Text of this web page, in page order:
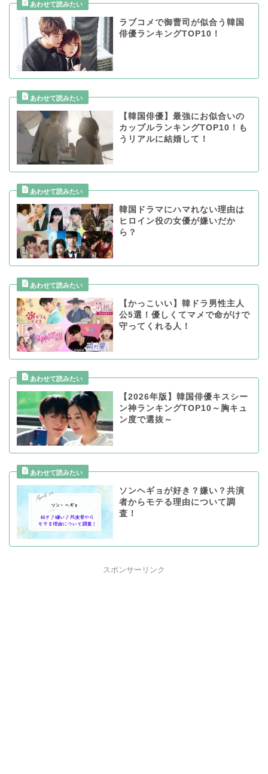
ラブコメで御曹司が似合う韓国
俳優ランキングTOP10！
【韓国俳優】最強にお似合いの
カップルランキングTOP10！も
うリアルに結婚して！
韓国ドラマにハマれない理由は
ヒロイン役の女優が嫌いだか
ら？
【かっこいい】韓ドラ男性主人
公5選！優しくてマメで命がけで
守ってくれる人！
【2026年版】韓国俳優キスシー
ン神ランキングTOP10～胸キュ
ン度で選抜～
ソンヘギョが好き？嫌い？共演
者からモテる理由について調
査！
スポンサーリンク